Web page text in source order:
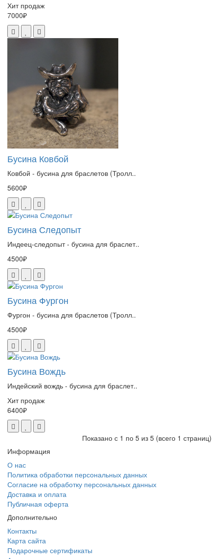
Хит продаж
7000₽
Бусина Ковбой
Ковбой - бусина для браслетов (Тролл..
5600₽
Бусина Следопыт
Индеец-следопыт - бусина для браслет..
4500₽
Бусина Фургон
Фургон - бусина для браслетов (Тролл..
4500₽
Бусина Вождь
Индейский вождь - бусина для браслет..
Хит продаж
6400₽
Показано с 1 по 5 из 5 (всего 1 страниц)
Информация
О нас
Политика обработки персональных данных
Согласие на обработку персональных данных
Доставка и оплата
Публичная оферта
Дополнительно
Контакты
Карта сайта
Подарочные сертификаты